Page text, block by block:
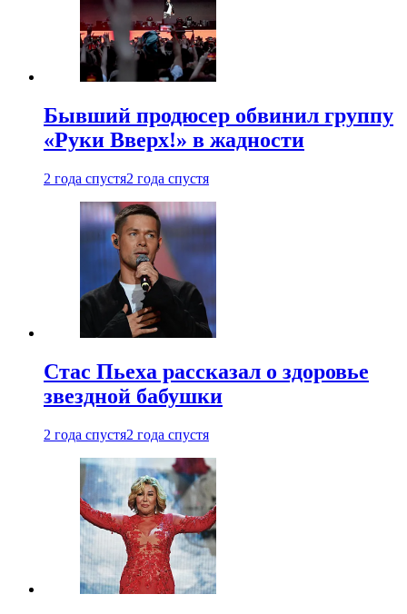
Бывший продюсер обвинил группу
«Руки Вверх!» в жадности
2 года спустя2 года спустя
Стас Пьеха рассказал о здоровье
звездной бабушки
2 года спустя2 года спустя